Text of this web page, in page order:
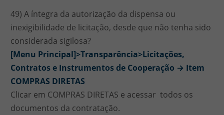
49) A íntegra da autorização da dispensa ou
inexigibilidade de licitação, desde que não tenha sido
considerada sigilosa?
[Menu Principal]>Transparência>Licitações,
Contratos e Instrumentos de Cooperação → Item
COMPRAS DIRETAS
Clicar em COMPRAS DIRETAS e acessar todos os
documentos da contratação.